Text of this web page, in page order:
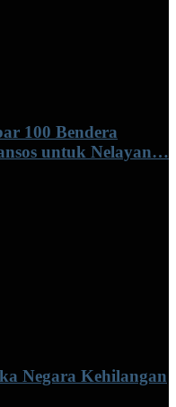
100 Bendera
untuk Nelayan…
Negara Kehilangan